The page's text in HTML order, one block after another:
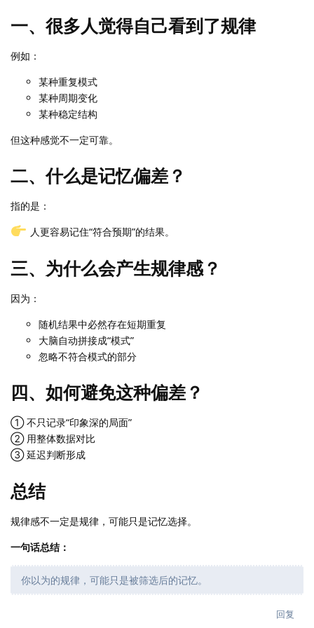
一、很多人觉得自己看到了规律
例如：
某种重复模式
某种周期变化
某种稳定结构
但这种感觉不一定可靠。
二、什么是记忆偏差？
指的是：
人更容易记住“符合预期”的结果。
三、为什么会产生规律感？
因为：
随机结果中必然存在短期重复
大脑自动拼接成“模式”
忽略不符合模式的部分
四、如何避免这种偏差？
① 不只记录“印象深的局面”
② 用整体数据对比
③ 延迟判断形成
总结
规律感不一定是规律，可能只是记忆选择。
一句话总结：
你以为的规律，可能只是被筛选后的记忆。
回复